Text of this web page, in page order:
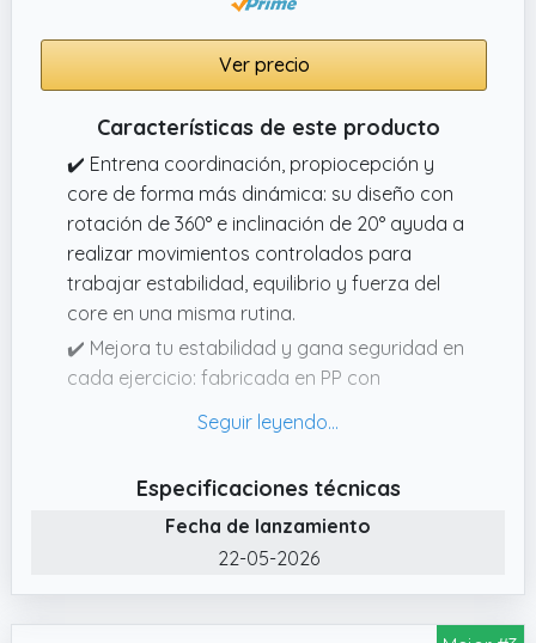
Ver precio
Características de este producto
✔️ Entrena coordinación, propiocepción y
core de forma más dinámica: su diseño con
rotación de 360° e inclinación de 20° ayuda a
realizar movimientos controlados para
trabajar estabilidad, equilibrio y fuerza del
core en una misma rutina.
✔️ Mejora tu estabilidad y gana seguridad en
cada ejercicio: fabricada en PP con
antideslizante con textura que favorece el
más firme durante el entrenamiento.
✔️ Amplía tus posibilidades de uso con un
agarre más cómodo: sus asas integradas de
4 x 15 cm facilitan la sujeción y permiten
Especificaciones técnicas
Fecha de lanzamiento
22-05-2026